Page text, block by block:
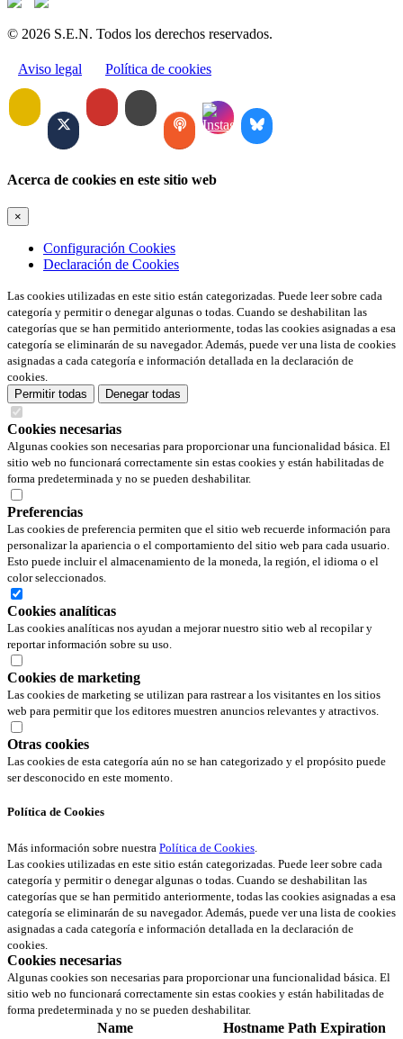
© 2026 S.E.N. Todos los derechos reservados.
Aviso legal Política de cookies
Acerca de cookies en este sitio web
×
Configuración Cookies
Declaración de Cookies
Las cookies utilizadas en este sitio están categorizadas. Puede leer sobre cada
categoría y permitir o denegar algunas o todas. Cuando se deshabilitan las
categorías que se han permitido anteriormente, todas las cookies asignadas a esa
categoría se eliminarán de su navegador. Además, puede ver una lista de cookies
asignadas a cada categoría e información detallada en la declaración de
cookies.
Permitir todas
Denegar todas
Cookies necesarias
Algunas cookies son necesarias para proporcionar una funcionalidad básica. El
sitio web no funcionará correctamente sin estas cookies y están habilitadas de
forma predeterminada y no se pueden deshabilitar.
Preferencias
Las cookies de preferencia permiten que el sitio web recuerde información para
personalizar la apariencia o el comportamiento del sitio web para cada usuario.
Esto puede incluir el almacenamiento de la moneda, la región, el idioma o el
color seleccionados.
Cookies analíticas
Las cookies analíticas nos ayudan a mejorar nuestro sitio web al recopilar y
reportar información sobre su uso.
Cookies de marketing
Las cookies de marketing se utilizan para rastrear a los visitantes en los sitios
web para permitir que los editores muestren anuncios relevantes y atractivos.
Otras cookies
Las cookies de esta categoría aún no se han categorizado y el propósito puede
ser desconocido en este momento.
Política de Cookies
Más información sobre nuestra Política de Cookies.
Las cookies utilizadas en este sitio están categorizadas. Puede leer sobre cada
categoría y permitir o denegar algunas o todas. Cuando se deshabilitan las
categorías que se han permitido anteriormente, todas las cookies asignadas a esa
categoría se eliminarán de su navegador. Además, puede ver una lista de cookies
asignadas a cada categoría e información detallada en la declaración de
cookies.
Cookies necesarias
Algunas cookies son necesarias para proporcionar una funcionalidad básica. El
sitio web no funcionará correctamente sin estas cookies y están habilitadas de
forma predeterminada y no se pueden deshabilitar.
Name Hostname Path Expiration